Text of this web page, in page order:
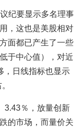
纪要显示多名理事
，这也是美股相对
面都已产生了一些
于中心值），对近
，日线指标也显示
3.43％，放量创新
的市场，而量价关